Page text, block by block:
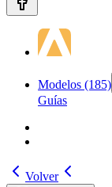
Modelos (185)
Guías
Volver